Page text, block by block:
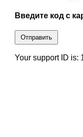
Введите код с
Отправить
Your support ID is: